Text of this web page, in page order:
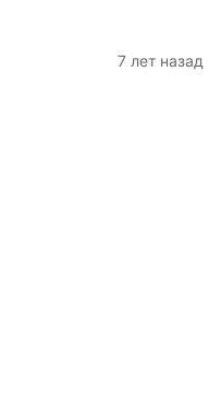
7 лет назад